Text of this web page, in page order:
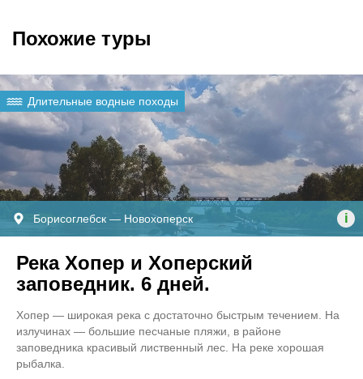
Похожие туры
Борисоглебск — Новохоперск i
Длительные водные походы
Река Хопер и Хоперский
заповедник. 6 дней.
Хопер — широкая река с достаточно быстрым течением. На
излучинах — большие песчаные пляжи, в районе
заповедника красивый лиственный лес. На реке хорошая
рыбалка.